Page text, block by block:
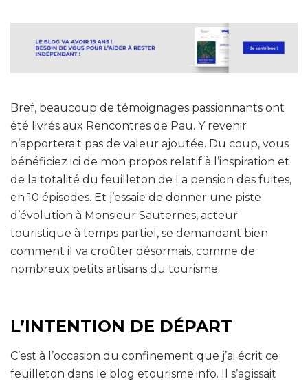
Bref, beaucoup de témoignages passionnants ont
été livrés aux Rencontres de Pau. Y revenir
n’apporterait pas de valeur ajoutée. Du coup, vous
bénéficiez ici de mon propos relatif à l’inspiration et
de la totalité du feuilleton de La pension des fuites,
en 10 épisodes. Et j’essaie de donner une piste
d’évolution à Monsieur Sauternes, acteur
touristique à temps partiel, se demandant bien
comment il va croûter désormais, comme de
nombreux petits artisans du tourisme.
L’INTENTION DE DÉPART
C’est à l’occasion du confinement que j’ai écrit ce
feuilleton dans le blog etourisme.info. Il s’agissait